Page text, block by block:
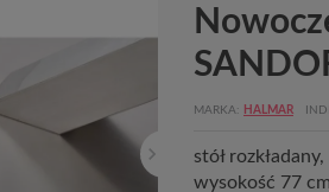
MARKA HALMAR
stół
wysokość 77